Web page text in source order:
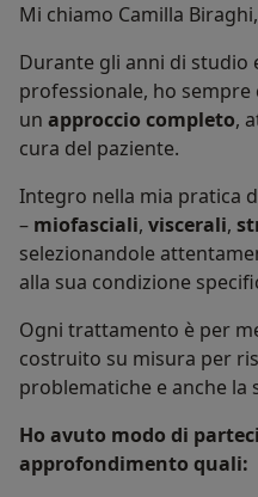
Mi chiamo Camilla Biraghi,
Durante gli anni di studio
professionale, ho
un approccio completo,
cura del paziente.
Integro nella mia pratica
– miofasciali, viscerali,
selezionandole
alla sua condizione
Ogni trattamento è per
costruito su misura per
problematiche e anche la
Ho avuto modo di
approfondimento quali: